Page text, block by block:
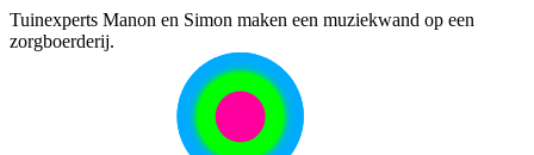
Tuinexperts Manon en Simon maken een muziekwand op een
zorgboerderij.